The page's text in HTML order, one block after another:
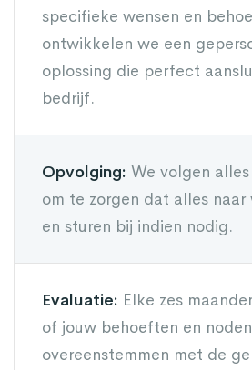
specifieke wensen en
ontwikkelen we een
oplossing die perfect
bedrijf.
Opvolging: We volgen
om te zorgen dat alles naar
en sturen bij indien nodig.
Evaluatie: Elke zes
of jouw behoeften en
overeenstemmen met de